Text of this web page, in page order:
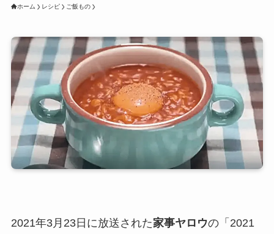
ホーム レシピ ご飯もの
2021年3月23日に放送された家事ヤロウの「2021